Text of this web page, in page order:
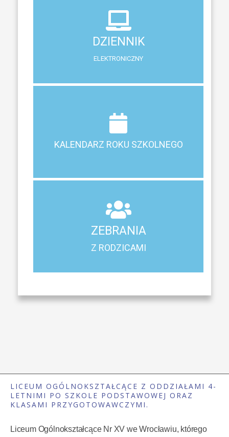
DZIENNIK
ELEKTRONICZNY
DZIENNIK
ELEKTRONICZNY
System zewnętrzny do śledzenia postępów w nauce
KALENDARZ ROKU SZKOLNEGO
KALENDARZ ROKU SZKOLNEGO
Terminy ferii, matur, zebrań i klasyfikacji
ZEBRANIA
Z RODZICAMI
Z RODZICAMI
Harmonogram spotkań i konsultacji z rodzicami
LICEUM OGÓLNOKSZTAŁCĄCE Z ODDZIAŁAMI 4-
LETNIMI PO SZKOLE PODSTAWOWEJ ORAZ
KLASAMI PRZYGOTOWAWCZYMI.
Liceum Ogólnokształcące Nr XV we Wrocławiu, którego